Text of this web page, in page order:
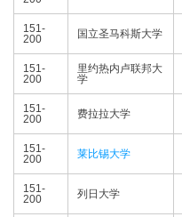
151-
200
国立圣马科斯大学
151-
200
里约热内卢联邦大
学
151-
200
费拉拉大学
151-
200
莱比锡大学
151-
200
列日大学